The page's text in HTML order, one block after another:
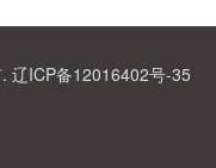
辽ICP备12016402号-35